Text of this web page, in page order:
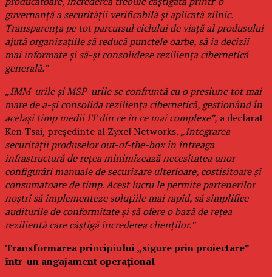
guvernanță a securității verificabilă și aplicată zilnic.
Transparența pe tot parcursul ciclului de viață al produsului
ajută organizațiile să reducă punctele oarbe, să ia decizii
mai informate și să-și consolideze reziliența cibernetică
generală.”
„IMM-urile și MSP-urile se confruntă cu o presiune tot mai
mare de a-și consolida reziliența cibernetică, gestionând în
același timp medii IT din ce în ce mai complexe”, a declarat
Ken Tsai, președinte al Zyxel Networks. „Integrarea
securității produselor out-of-the-box în întreaga
infrastructură de rețea minimizează necesitatea unor
configurări manuale de securizare ulterioare, costisitoare și
consumatoare de timp. Acest lucru le permite partenerilor
noștri să implementeze soluțiile mai rapid, să simplifice
auditurile de conformitate și să ofere o bază de rețea
rezilientă care câștigă încrederea clienților.”
Transformarea principiului „sigure prin proiectare”
într-un angajament operațional